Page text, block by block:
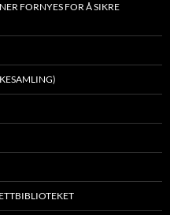
FORNYES FOR Å SIKRE